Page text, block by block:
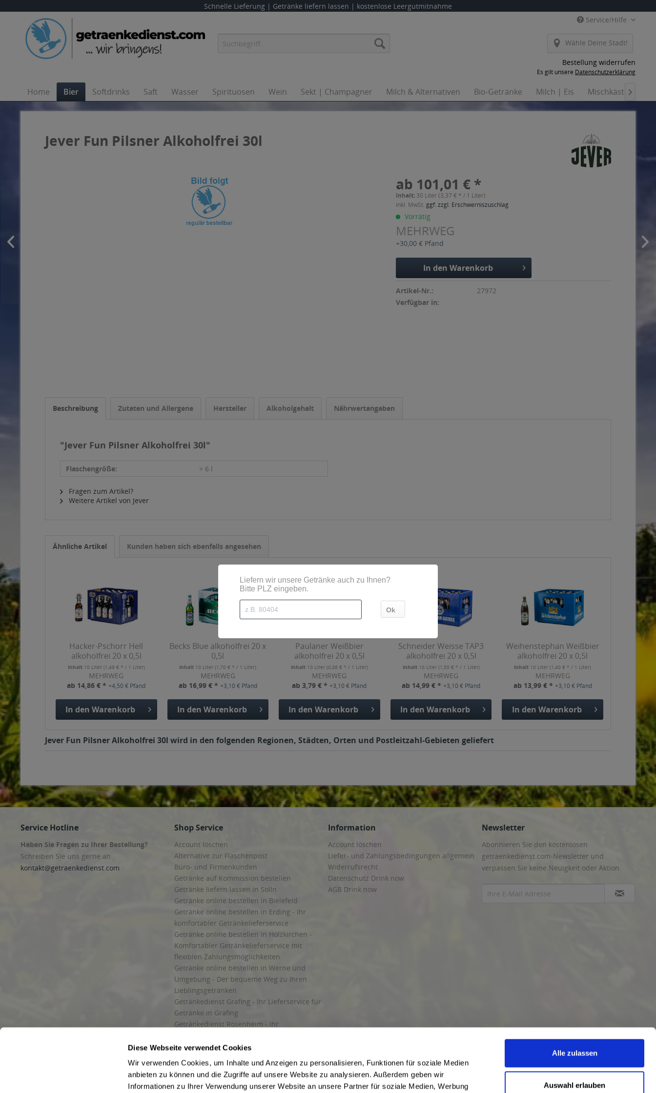
Diese Webseite verwendet Cookies
Wir verwenden Cookies, um Inhalte und Anzeigen zu personalisieren, Funktionen für soziale Medien
anbieten zu können und die Zugriffe auf unsere Website zu analysieren. Außerdem geben wir
Informationen zu Ihrer Verwendung unserer Website an unsere Partner für soziale Medien, Werbung
Alle zulassen
Auswahl erlauben
Schnelle Lieferung | Getränke liefern lassen | kostenlose Leergutmitnahme
Service/Hilfe
Wähle Deine Stadt!
Bestellung widerrufen
Es gilt unsere Datenschutzerklärung
Home Bier Softdrinks Saft Wasser Spirituosen Wein Sekt | Champagner Milch & Alternativen Bio-Getränke Milch | Eis Mischkästen

Jever Fun Pilsner Alkoholfrei 30l
ab 101,01 € *
Inhalt: 30 Liter (3,37 € * / 1 Liter)
inkl. MwSt. ggf. zzgl. Erschwerniszuschlag
Vorrätig
MEHRWEG
+30,00 € Pfand
In den Warenkorb
Artikel-Nr.:
27972
Verfügbar in:
Beschreibung Zutaten und Allergene Hersteller Alkoholgehalt Nährwertangaben
"Jever Fun Pilsner Alkoholfrei 30l"
Flaschengröße: > 6 l
Fragen zum Artikel?
Weitere Artikel von Jever
Ähnliche Artikel Kunden haben sich ebenfalls angesehen
Hacker-Pschorr Hell
alkoholfrei 20 x 0,5l
Inhalt 10 Liter (1,49 € * / 1 Liter)
MEHRWEG
ab 14,86 € *+4,50 € Pfand
In den Warenkorb
Becks Blue alkoholfrei 20 x
0,5l
Inhalt 10 Liter(1,70 € * / 1 Liter)
MEHRWEG
ab 16,99 € * +3,10 € Pfand
In den Warenkorb
Paulaner Weißbier
alkoholfrei 20 x 0,5l
Inhalt 10 Liter (0,38 € * / 1 Liter)
MEHRWEG
ab 3,79 € *+3,10 € Pfand
In den Warenkorb
Schneider Weisse TAP3
alkoholfrei 20 x 0,5l
Inhalt 10 Liter (1,50 € * / 1 Liter)
MEHRWEG
ab 14,99 € *+3,10 € Pfand
In den Warenkorb
Weihenstephan Weißbier
alkoholfrei 20 x 0,5l
Inhalt 10 Liter(1,40 € * / 1 Liter)
MEHRWEG
ab 13,99 € * +3,10 € Pfand
In den Warenkorb
Jever Fun Pilsner Alkoholfrei 30l wird in den folgenden Regionen, Städten, Orten und Postleitzahl-Gebieten geliefert
Service Hotline
Haben Sie Fragen zu Ihrer Bestellung?
Schreiben Sie uns gerne an
kontakt@getraenkedienst.com
Shop Service
Account löschen
Alternative zur Flaschenpost
Büro- und Firmenkunden
Getränke auf Kommission bestellen
Getränke liefern lassen in Solln
Getränke online bestellen in Bielefeld
Getränke online bestellen in Erding - Ihr
komfortabler Getränkelieferservice
Getränke online bestellen in Holzkirchen -
Komfortabler Getränkelieferservice mit
flexiblen Zahlungsmöglichkeiten
Getränke online bestellen in Werne und
Umgebung - Der bequeme Weg zu Ihren
Lieblingsgetränken
Getränkedienst Grafing - Ihr Lieferservice für
Getränke in Grafing
Getränkedienst Rosenheim - Ihr
und Umgebung
Liefergebiet
Lieferservice für Getränke
Information
Account löschen
Liefer- und Zahlungsbedingungen allgemein
Widerrufsrecht
Datenschutz Drink now
AGB Drink now
Newsletter
Abonnieren Sie den kostenlosen
getraenkedienst.com-Newsletter und
verpassen Sie keine Neuigkeit oder Aktion.